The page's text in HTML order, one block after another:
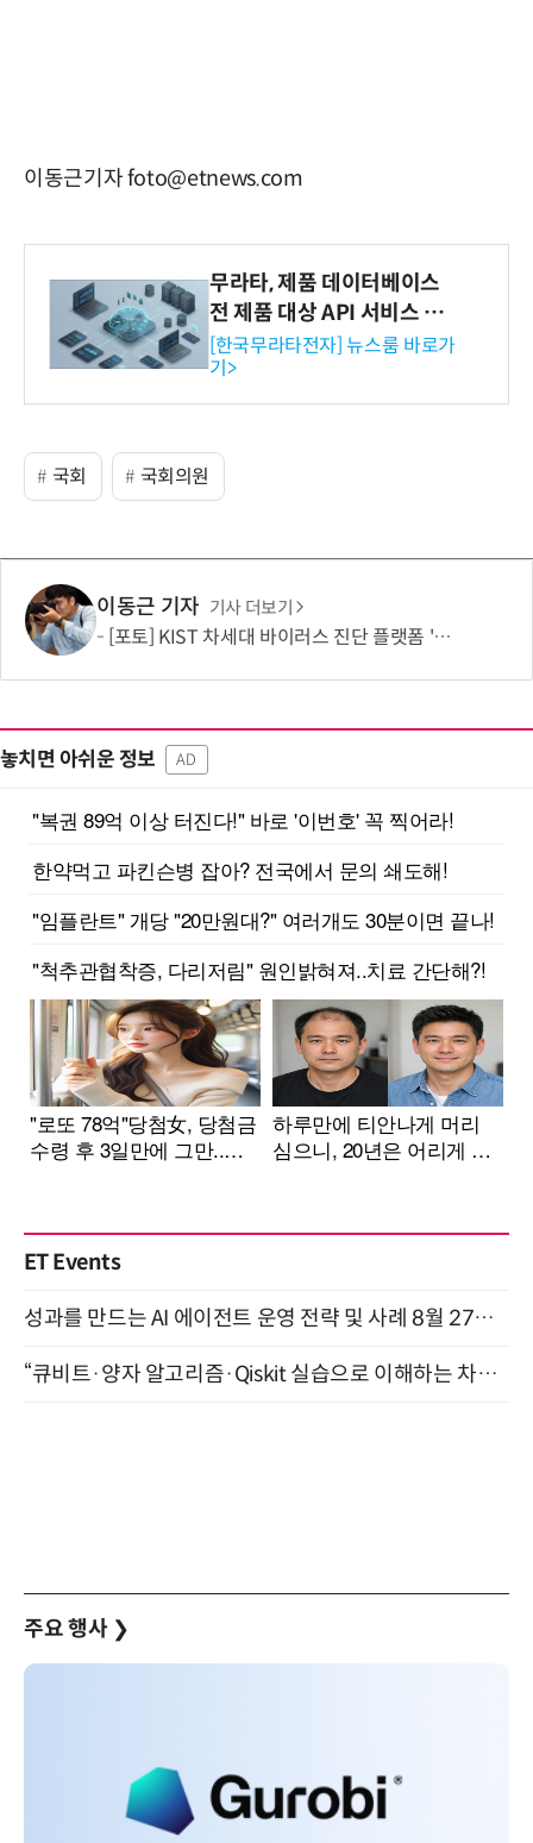
이동근기자 foto@etnews.com
무라타, 제품 데이터베이스
전 제품 대상 API 서비스 제
공…73개 제품 카테고리로
확대
[한국무라타전자] 뉴스룸 바로가
기>
국회 국회의원
이동근 기자 기사 더보기
[포토] KIST 차세대 바이러스 진단 플랫폼 '퓨전 어세이' 개발
놓치면 아쉬운 정보 AD
ET Events
성과를 만드는 AI 에이전트 운영 전략 및 사례 8월 27일 개최
“큐비트·양자 알고리즘·Qiskit 실습으로 이해하는 차세대 컴퓨팅” (8/28)
주요 행사 ❯